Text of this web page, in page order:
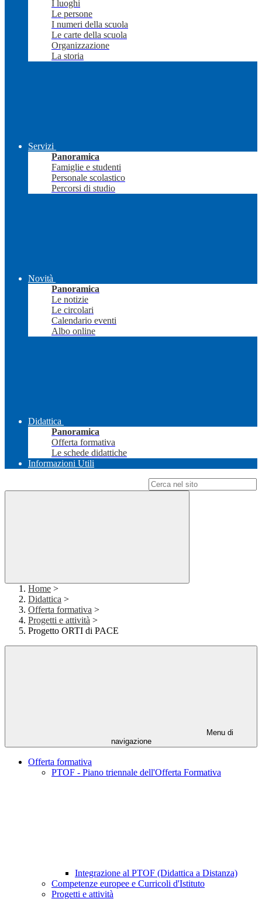
I luoghi
Le persone
I numeri della scuola
Le carte della scuola
Organizzazione
La storia
Servizi
Panoramica
Famiglie e studenti
Personale scolastico
Percorsi di studio
Novità
Panoramica
Le notizie
Le circolari
Calendario eventi
Albo online
Didattica
Panoramica
Offerta formativa
Le schede didattiche
Informazioni Utili
Home >
Didattica >
Offerta formativa >
Progetti e attività >
Progetto ORTI di PACE
Menu di
navigazione
Offerta formativa
PTOF - Piano triennale dell'Offerta Formativa
Integrazione al PTOF (Didattica a Distanza)
Competenze europee e Curricoli d'Istituto
Progetti e attività